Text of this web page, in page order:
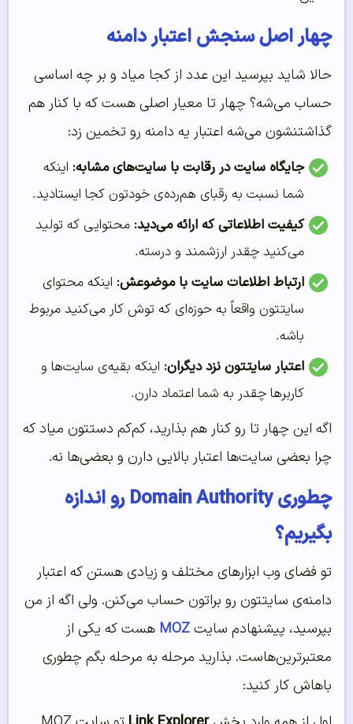
چهار اصل سنجش اعتبار دامنه
حالا شاید بپرسید این عدد از کجا میاد و بر چه اساسی
حساب می‌شه؟ چهار تا معیار اصلی هست که با کنار هم
گذاشتنشون می‌شه اعتبار یه دامنه رو تخمین زد:
جایگاه سایت در رقابت با سایت‌های مشابه: اینکه
شما نسبت به رقبای هم‌رده‌ی خودتون کجا ایستادید.
کیفیت اطلاعاتی که ارائه می‌دید: محتوایی که تولید
می‌کنید چقدر ارزشمند و درسته.
ارتباط اطلاعات سایت با موضوعش: اینکه محتوای
سایتتون واقعاً به حوزه‌ای که توش کار می‌کنید مربوط
باشه.
اعتبار سایتتون نزد دیگران: اینکه بقیه‌ی سایت‌ها و
کاربرها چقدر به شما اعتماد دارن.
اگه این چهار تا رو کنار هم بذارید، کم‌کم دستتون میاد که
چرا بعضی سایت‌ها اعتبار بالایی دارن و بعضی‌ها نه.
چطوری Domain Authority رو اندازه
بگیریم؟
تو فضای وب ابزارهای مختلف و زیادی هستن که اعتبار
دامنه‌ی سایتتون رو براتون حساب می‌کنن. ولی اگه از من
بپرسید، پیشنهادم سایتMOZ هست که یکی از
معتبرترین‌هاست. بذارید مرحله به مرحله بگم چطوری
باهاش کار کنید: